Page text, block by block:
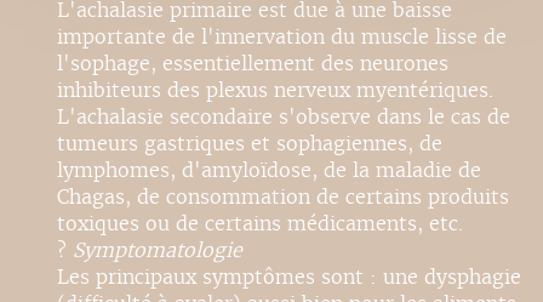
L'achalasie primaire est due à une baisse
importante de l'innervation du muscle lisse de
l'sophage, essentiellement des neurones
inhibiteurs des plexus nerveux myentériques.
L'achalasie secondaire s'observe dans le cas de
tumeurs gastriques et sophagiennes, de
lymphomes, d'amyloïdose, de la maladie de
Chagas, de consommation de certains produits
toxiques ou de certains médicaments, etc.
? Symptomatologie
Les principaux symptômes sont : une dysphagie